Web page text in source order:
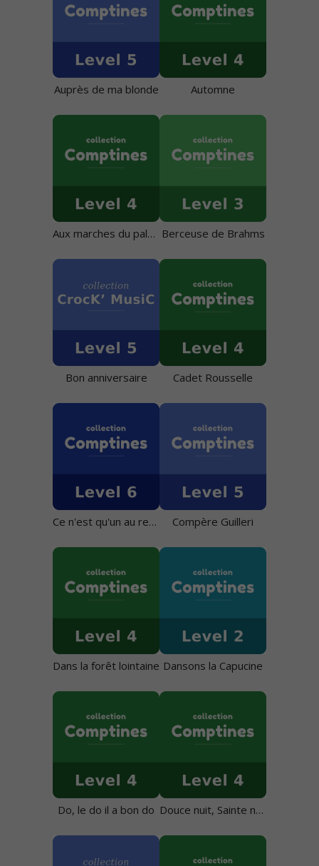
Auprès de ma blonde Automne
Aux marches du palais Berceuse de Brahms
Bon anniversaire Cadet Rousselle
Ce n'est qu'un au revoir Compère Guilleri
Dans la forêt lointaine Dansons la Capucine
Do, le do il a bon do Douce nuit, Sainte nuit